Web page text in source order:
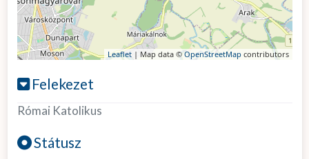
Leaflet| Map data ©OpenStreetMap contributors
Felekezet
Római Katolikus
Státusz